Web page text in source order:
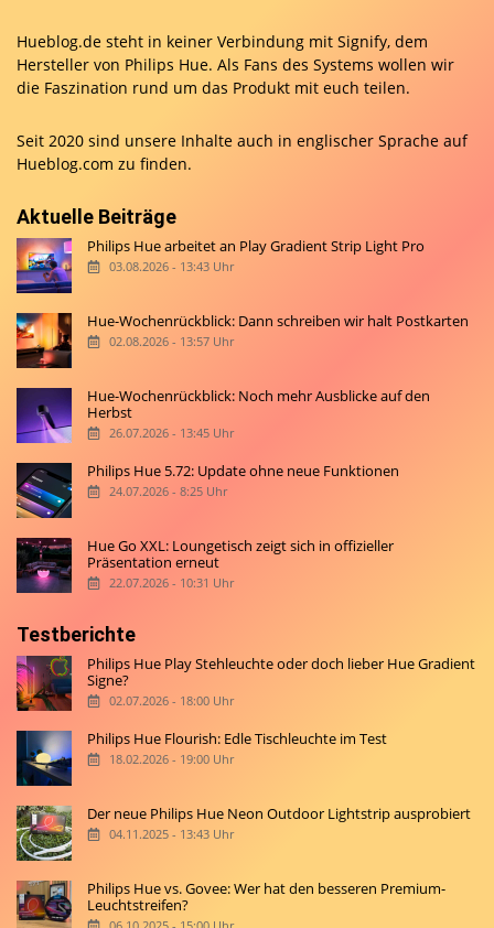
Hueblog.de steht in keiner Verbindung mit Signify, dem
Hersteller von Philips Hue. Als Fans des Systems wollen wir
die Faszination rund um das Produkt mit euch teilen.
Seit 2020 sind unsere Inhalte auch in englischer Sprache auf
Hueblog.com zu finden.
Aktuelle Beiträge
Philips Hue arbeitet an Play Gradient Strip Light Pro
03.08.2026 - 13:43 Uhr
Hue-Wochenrückblick: Dann schreiben wir halt Postkarten
02.08.2026 - 13:57 Uhr
Hue-Wochenrückblick: Noch mehr Ausblicke auf den
Herbst
26.07.2026 - 13:45 Uhr
Philips Hue 5.72: Update ohne neue Funktionen
24.07.2026 - 8:25 Uhr
Hue Go XXL: Loungetisch zeigt sich in offizieller
Präsentation erneut
22.07.2026 - 10:31 Uhr
Testberichte
Philips Hue Play Stehleuchte oder doch lieber Hue Gradient
Signe?
02.07.2026 - 18:00 Uhr
Philips Hue Flourish: Edle Tischleuchte im Test
18.02.2026 - 19:00 Uhr
Der neue Philips Hue Neon Outdoor Lightstrip ausprobiert
04.11.2025 - 13:43 Uhr
Philips Hue vs. Govee: Wer hat den besseren Premium-
Leuchtstreifen?